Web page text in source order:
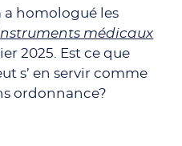
a homologué les
médicaux
2025. Est ce que
s’ en servir comme
ordonnance?